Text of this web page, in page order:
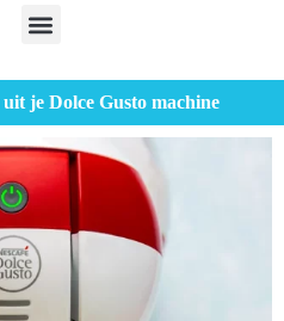
je Dolce Gusto machine